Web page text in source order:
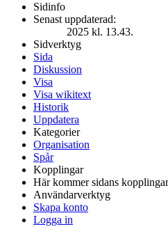
Sidinfo
Senast uppdaterad:
2025 kl. 13.43.
Sidverktyg
Sida
Diskussion
Visa
Visa wikitext
Historik
Uppdatera
Kategorier
Organisation
Spår
Kopplingar
Här kommer sidans
Användarverktyg
Skapa konto
Logga in